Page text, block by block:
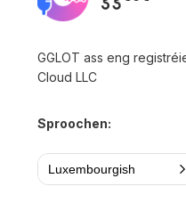
GGLOT ass eng
Cloud LLC
Sproochen:
Luxembourgish